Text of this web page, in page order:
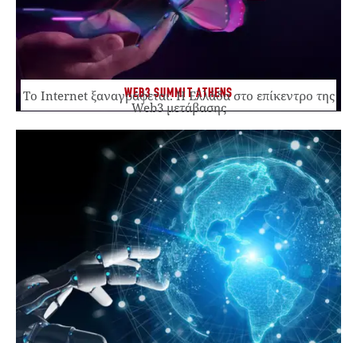
WEB3 SUMMIT ATHENS
Το Internet ξαναγράφεται. Η Ελλάδα στο επίκεντρο της
Web3 μετάβασης